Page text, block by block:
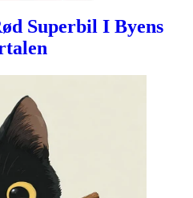
Superbil I Byens